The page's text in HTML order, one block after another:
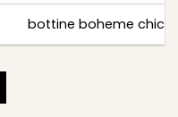
bottine boheme chic